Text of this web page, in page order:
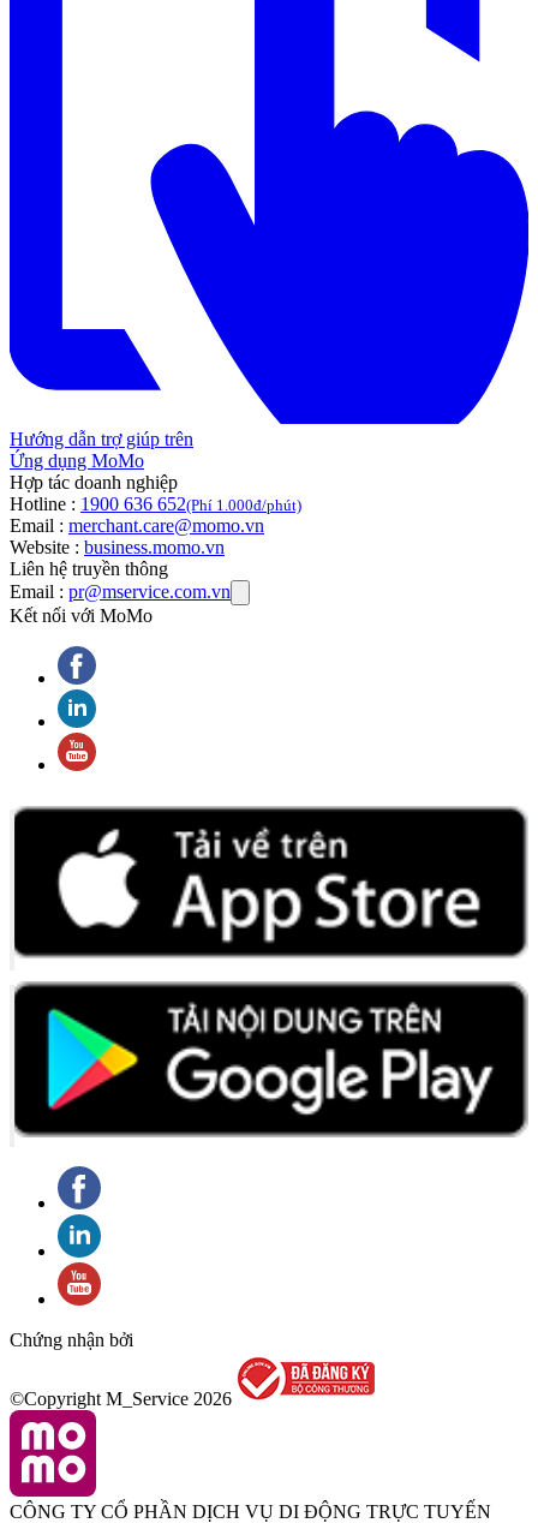
Hướng dẫn trợ giúp trên
Ứng dụng MoMo
Hợp tác doanh nghiệp
Hotline : 1900 636 652(Phí 1.000đ/phút)
Email : merchant.care@momo.vn
Website : business.momo.vn
Liên hệ truyền thông
Email : pr@mservice.com.vn
Kết nối với MoMo
Chứng nhận bởi
©Copyright M_Service 2026
CÔNG TY CỔ PHẦN DỊCH VỤ DI ĐỘNG TRỰC TUYẾN